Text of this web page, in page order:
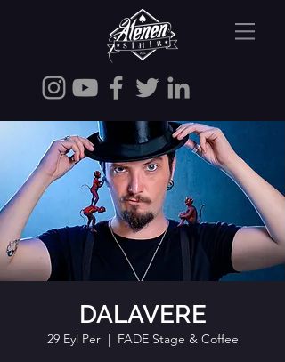
DALAVERE
29 Eyl Per
  |
FADE Stage & Coffee